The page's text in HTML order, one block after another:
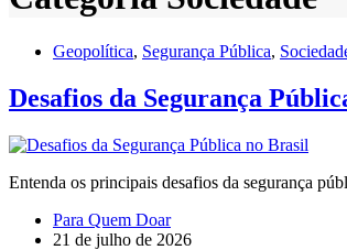
Geopolítica, Segurança Pública,
Desafios da Segurança
Entenda os principais desafios da segurança
Para Quem Doar
21 de julho de 2026